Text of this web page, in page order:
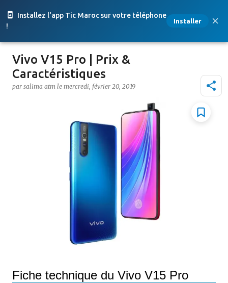
Installez l'app Tic Maroc sur votre téléphone
!
Installer
Accéder au contenu principal
Vivo V15 Pro | Prix &
Caractéristiques
par salima atm le mercredi, février 20, 2019
Fiche technique du Vivo V15 Pro